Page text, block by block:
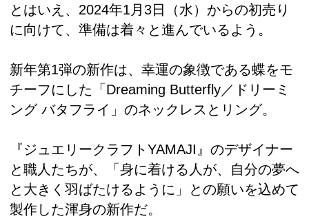
とはいえ、2024年1月3日（水）からの初売り
に向けて、準備は着々と進んでいるよう。
新年第1弾の新作は、幸運の象徴である蝶をモ
チーフにした「Dreaming Butterfly／ドリーミ
ング バタフライ」のネックレスとリング。
『ジュエリークラフトYAMAJI』のデザイナー
と職人たちが、「身に着ける人が、自分の夢へ
と大きく羽ばたけるように」との願いを込めて
製作した渾身の新作だ。